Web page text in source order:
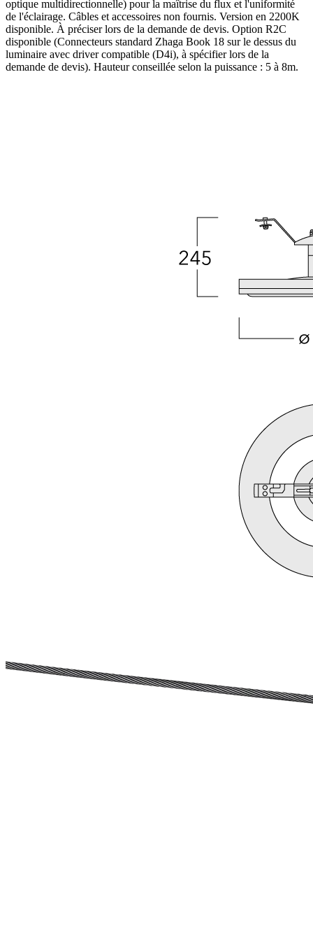
optique multidirectionnelle) pour la maîtrise du flux et l'uniformité
de l'éclairage. Câbles et accessoires non fournis. Version en 2200K
disponible. À préciser lors de la demande de devis. Option R2C
disponible (Connecteurs standard Zhaga Book 18 sur le dessus du
luminaire avec driver compatible (D4i), à spécifier lors de la
demande de devis). Hauteur conseillée selon la puissance : 5 à 8m.